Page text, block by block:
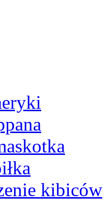
kibiców